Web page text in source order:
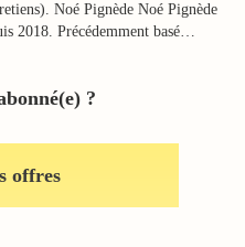
Noé Pignède Noé Pignède
2018. Précédemment basé…
?
offres